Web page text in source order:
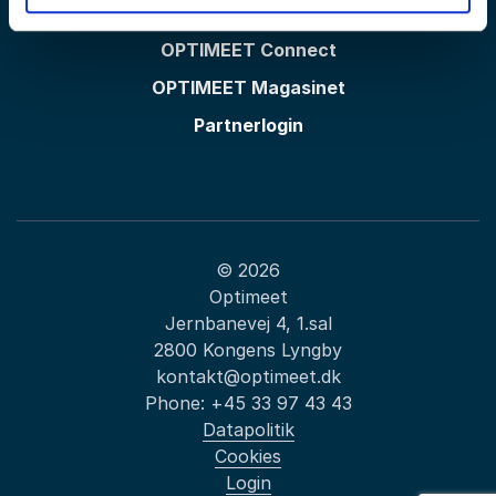
OPTIMEET Messen
OPTIMEET Connect
OPTIMEET Magasinet
Partnerlogin
© 2026
Optimeet
Jernbanevej 4, 1.sal
2800 Kongens Lyngby
kontakt@optimeet.dk
Phone: +45 33 97 43 43
Datapolitik
Cookies
Login